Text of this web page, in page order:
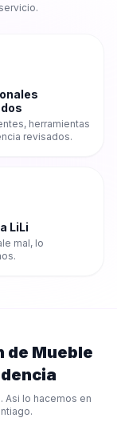
herramientas
revisados.
LiLi
mal, lo
de Mueble
Asi lo hacemos en
.